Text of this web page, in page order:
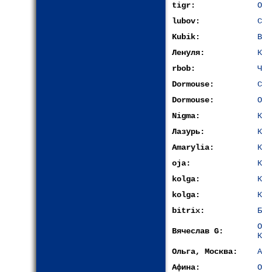
tigr:
lubov:
Kubik:
Ленуля:
rbob:
Dormouse:
Dormouse:
Nigma:
Лазурь:
Amarylia:
oja:
kolga:
kolga:
bitrix:
Вячеслав G:
Ольга, Москва:
Афина: